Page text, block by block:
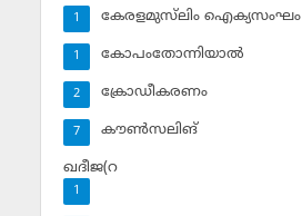
കേരളമുസ്‌ലിം ഐക്യസംഘം
1
കോപംതോന്നിയാല്‍
1
ക്രോഡീകരണം
2
കൗണ്‍സലിങ്‌
7
ഖദീജ(റ
1